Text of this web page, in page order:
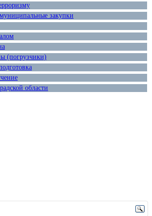
закупки
(погрузчики)
области